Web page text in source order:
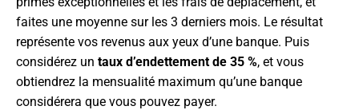
faites une moyenne sur les 3 derniers mois. Le résultat
représente vos revenus aux yeux d’une banque. Puis
considérez un taux d’endettement de 35 %, et vous
obtiendrez la mensualité maximum qu’une banque
considérera que vous pouvez payer.